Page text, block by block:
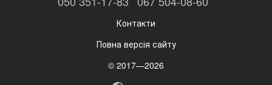
Контакти
Повна версія сайту
© 2017—2026